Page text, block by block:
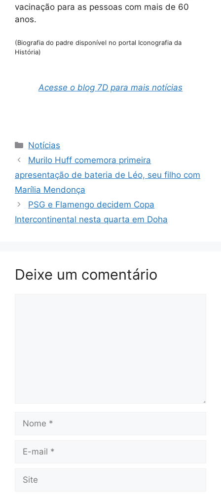
vacinação para as pessoas com mais de 60
anos.
(Biografia do padre disponível no portal Iconografia da
História)
Acesse o blog 7D para mais notícias
Categorias
Notícias
Murilo Huff comemora primeira
apresentação de bateria de Léo, seu filho com
Marília Mendonça
PSG e Flamengo decidem Copa
Intercontinental nesta quarta em Doha
Deixe um comentário
Nome
Site